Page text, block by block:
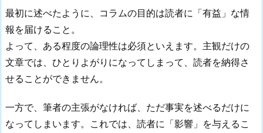
コ
ラ
ム
の
具
的
最初に述べたように、コラムの目的は読者に「有益」な情
報を届けること。
よって、ある程度の論理性は必須といえます。主観だけの
文章では、ひとりよがりになってしまって、読者を納得さ
せることができません。
一方で、筆者の主張がなければ、ただ事実を述べるだけに
なってしまいます。これでは、読者に「影響」を与えるこ